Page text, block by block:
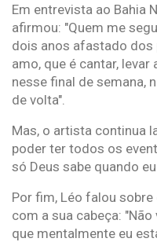
Em entrevista ao Bahia
afirmou: "Quem me
dois anos afastado dos
amo, que é cantar,
nesse final de semana,
de volta".
Mas, o artista continua
poder ter todos os
só Deus sabe quando
Por fim, Léo falou
com a sua cabeça:
que mentalmente eu